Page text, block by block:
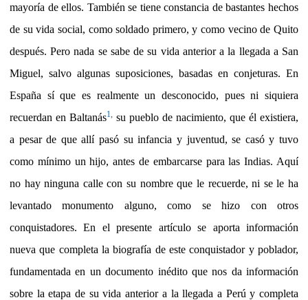
mayoría de ellos. También se tiene constancia de bastantes hechos
de su vida social, como soldado primero, y como vecino de Quito
después. Pero nada se sabe de su vida anterior a la llegada a San
Miguel, salvo algunas suposiciones, basadas en conjeturas. En
España sí que es realmente un desconocido, pues ni siquiera
recuerdan en Baltanás1
su pueblo de nacimiento, que él existiera,
a pesar de que allí pasó su infancia y juventud, se casó y tuvo
como mínimo un hijo, antes de embarcarse para las Indias. Aquí
no hay ninguna calle con su nombre que le recuerde, ni se le ha
levantado monumento alguno, como se hizo con otros
conquistadores. En el presente artículo se aporta información
nueva que completa la biografía de este conquistador y poblador,
fundamentada en un documento inédito que nos da información
sobre la etapa de su vida anterior a la llegada a Perú y completa